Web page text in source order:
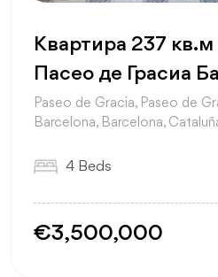
Квартира 237
Пасео де Грасиа
Paseo de Gracia, Paseo de
Barcelona, Barcelona,
4 Beds
€3,500,000